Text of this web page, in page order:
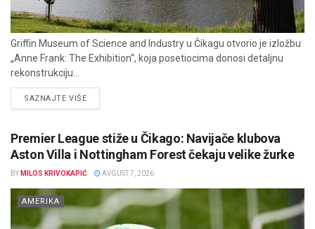
Griffin Museum of Science and Industry u Čikagu otvorio je izložbu
„Anne Frank: The Exhibition“, koja posetiocima donosi detaljnu
rekonstrukciju...
SAZNAJTE VIŠEDETAILS
Premier League stiže u Čikago: Navijače klubova
Aston Villa i Nottingham Forest čekaju velike žurke
BY MILOS KRIVOKAPIĆ AVGUST 7, 2026
AMERIKA